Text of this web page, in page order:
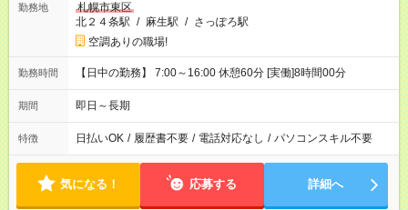
勤務地
札幌市東区
北２４条駅 / 麻生駅 / さっぽろ駅
空調ありの職場!
勤務時間 【日中の勤務】 7:00～16:00 休憩60分 [実働]8時間00分
期間 即日～長期
特徴 日払いOK / 履歴書不要 / 電話対応なし / パソコンスキル不要
気になる！ 応募する 詳細へ